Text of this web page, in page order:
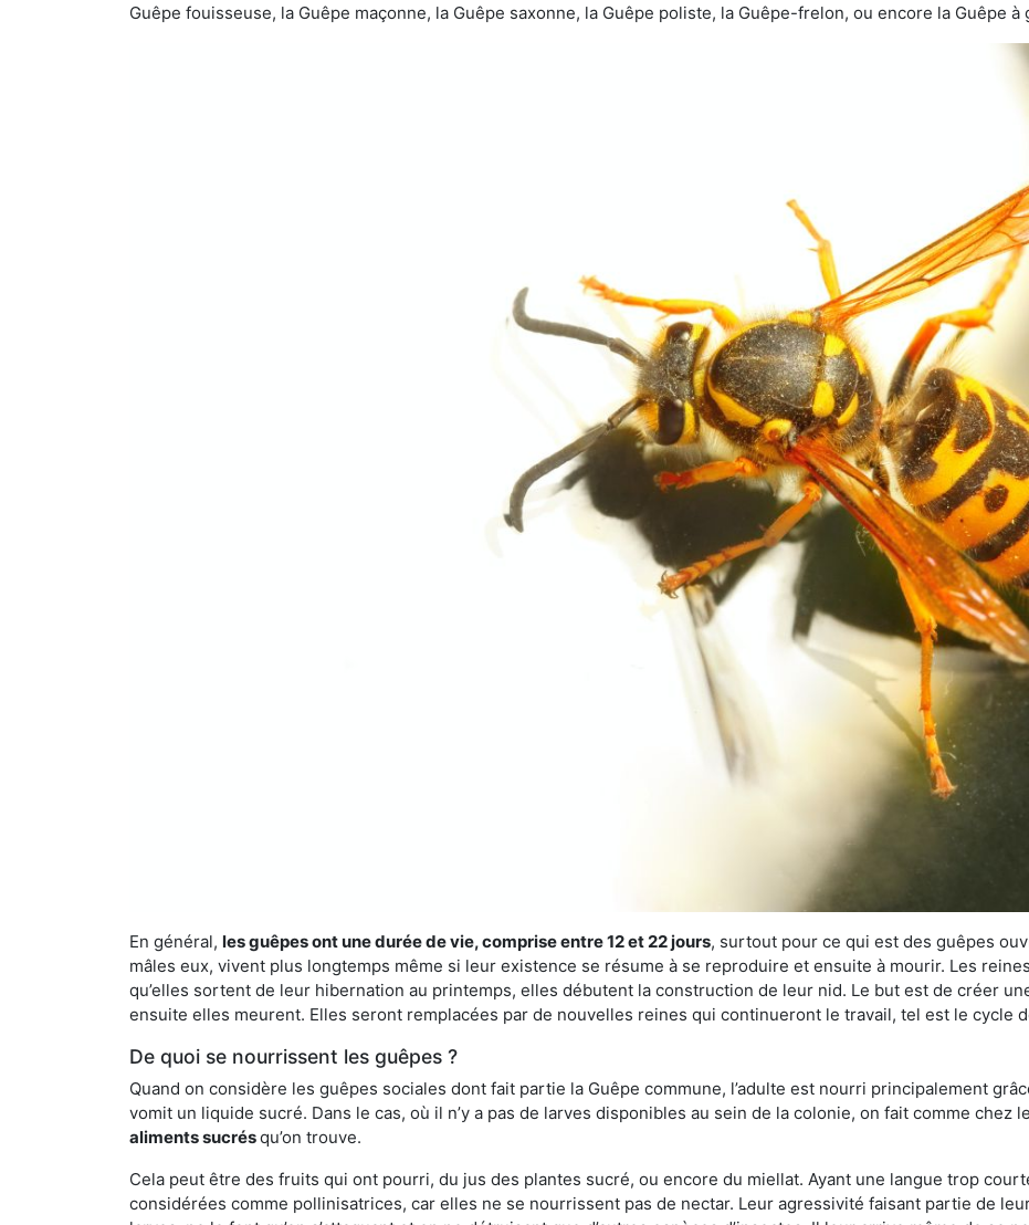
Guêpe fouisseuse, la Guêpe maçonne, la Guêpe saxonne, la Guêpe poliste, la Guêpe-frelon, ou encore la Guêpe à
En général, les guêpes ont une durée de vie, comprise entre 12 et 22 jours, surtout pour ce qui est des guêpes
mâles eux, vivent plus longtemps même si leur existence se résume à se reproduire et ensuite à mourir. Les
qu’elles sortent de leur hibernation au printemps, elles débutent la construction de leur nid. Le but est de créer
ensuite elles meurent. Elles seront remplacées par de nouvelles reines qui continueront le travail, tel est le cycle
De quoi se nourrissent les guêpes ?
Quand on considère les guêpes sociales dont fait partie la Guêpe commune, l’adulte est nourri principalement
vomit un liquide sucré. Dans le cas, où il n’y a pas de larves disponibles au sein de la colonie, on fait comme chez
aliments sucrésqu’on trouve.
Cela peut être des fruits qui ont pourri, du jus des plantes sucré, ou encore du miellat. Ayant une langue trop
considérées comme pollinisatrices, car elles ne se nourrissent pas de nectar. Leur agressivité faisant partie de